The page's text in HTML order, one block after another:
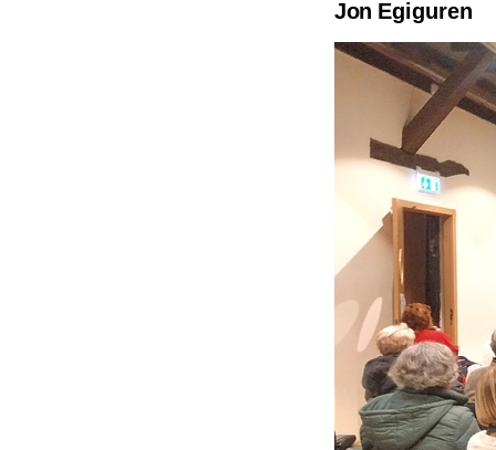
Jon Egiguren